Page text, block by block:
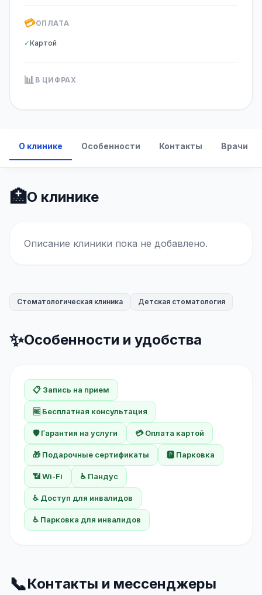
💳ОПЛАТА
✓Картой
📊 В ЦИФРАХ
О клинике Особенности Контакты Врачи
🏥О клинике
Описание клиники пока не добавлено.
Стоматологическая клиника Детская стоматология
✨Особенности и удобства
📋 Запись на прием
🆓 Бесплатная консультация
🛡️ Гарантия на услуги 💳 Оплата картой
🎁 Подарочные сертификаты 🅿️ Парковка
📶 Wi-Fi ♿ Пандус
♿ Доступ для инвалидов
♿ Парковка для инвалидов
📞Контакты и мессенджеры